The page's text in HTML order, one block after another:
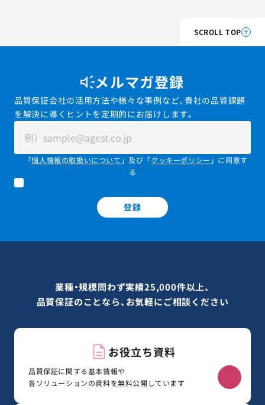
SCROLL TOP
メルマガ登録
品質保証会社の活用方法や様々な事例など、貴社の品質課題
を解決に導くヒントを定期的にお届けします。
「個人情報の取扱いについて 」及び「クッキーポリシー 」に同意す
る
登録
業種・規模問わず実績25,000件以上、
品質保証のことなら、お気軽にご相談ください
お役立ち資料
品質保証に関する基本情報や
各ソリューションの資料を無料公開しています